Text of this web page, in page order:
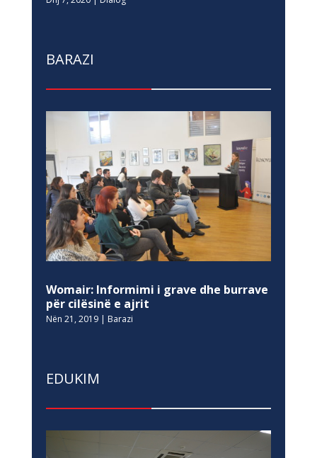
BARAZI
Womair: Informimi i grave dhe burrave
për cilësinë e ajrit
Nën 21, 2019| Barazi
EDUKIM